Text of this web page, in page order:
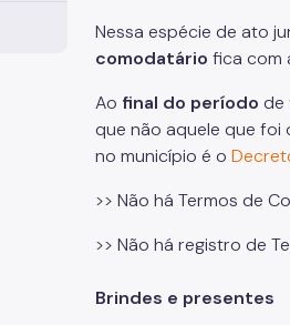
Nessa espécie de ato
comodatário fica com
Ao final do período de
que não aquele que foi
no município é o
>> Não há Termos de
>> Não há registro de
Brindes e presentes